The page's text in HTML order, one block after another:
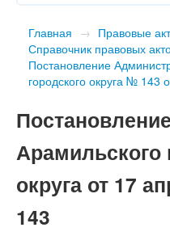
Главная → Правовые
Справочник правовых
Постановление
городского округа № 143
Арамильского
округа от 17
143